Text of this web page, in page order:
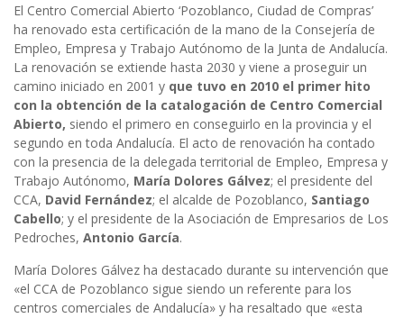
El Centro Comercial Abierto ‘Pozoblanco, Ciudad de Compras’
ha renovado esta certificación de la mano de la Consejería de
Empleo, Empresa y Trabajo Autónomo de la Junta de Andalucía.
La renovación se extiende hasta 2030 y viene a proseguir un
camino iniciado en 2001 y que tuvo en 2010 el primer hito
con la obtención de la catalogación de Centro Comercial
Abierto, siendo el primero en conseguirlo en la provincia y el
segundo en toda Andalucía. El acto de renovación ha contado
con la presencia de la delegada territorial de Empleo, Empresa y
Trabajo Autónomo, María Dolores Gálvez; el presidente del
CCA, David Fernández; el alcalde de Pozoblanco, Santiago
Cabello; y el presidente de la Asociación de Empresarios de Los
Pedroches, Antonio García.
María Dolores Gálvez ha destacado durante su intervención que
«el CCA de Pozoblanco sigue siendo un referente para los
centros comerciales de Andalucía» y ha resaltado que «esta